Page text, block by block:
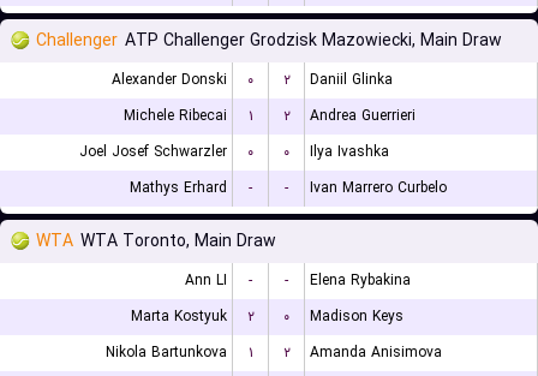
Challenger ATP Challenger Grodzisk Mazowiecki, Main Draw
Alexander Donski ۰ ۲
Daniil Glinka
Michele Ribecai
۱ ۲
Andrea Guerrieri
Joel Josef Schwarzler
۰ ۰
Ilya Ivashka
Mathys Erhard
- - Ivan Marrero Curbelo
WTA WTA Toronto, Main Draw
Ann LI - -
Elena Rybakina
Marta Kostyuk
۲ ۰
Madison Keys
Nikola Bartunkova
۱ ۲
Amanda Anisimova